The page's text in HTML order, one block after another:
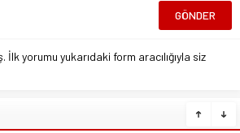
İlk yorumu yukarıdaki form aracılığıyla siz